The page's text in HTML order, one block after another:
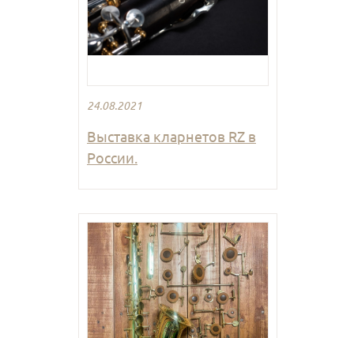
24.08.2021
Выставка кларнетов RZ в
России.